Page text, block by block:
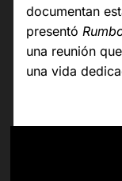
documentan
presentó
una reunión
una vida